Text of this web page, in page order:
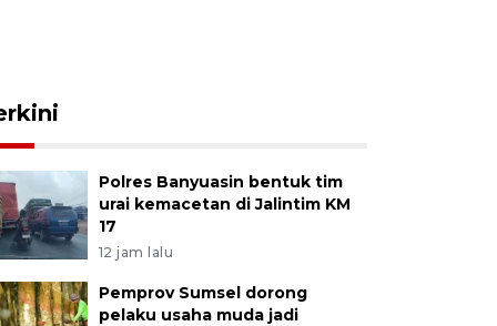
Polres Banyuasin bentuk tim
urai kemacetan di Jalintim KM
17
12 jam lalu
Pemprov Sumsel dorong
pelaku usaha muda jadi